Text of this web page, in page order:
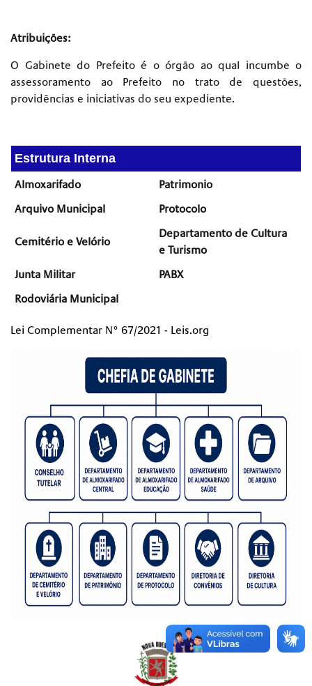
Atribuições:
O Gabinete do Prefeito é o órgão ao qual incumbe o
assessoramento ao Prefeito no trato de questões,
providências e iniciativas do seu expediente.
Estrutura Interna
Almoxarifado
Patrimonio
Arquivo Municipal
Protocolo
Cemitério e Velório
Departamento de Cultura
e Turismo
Junta Militar
PABX
Rodoviária Municipal
Lei Complementar N° 67/2021 - Leis.org